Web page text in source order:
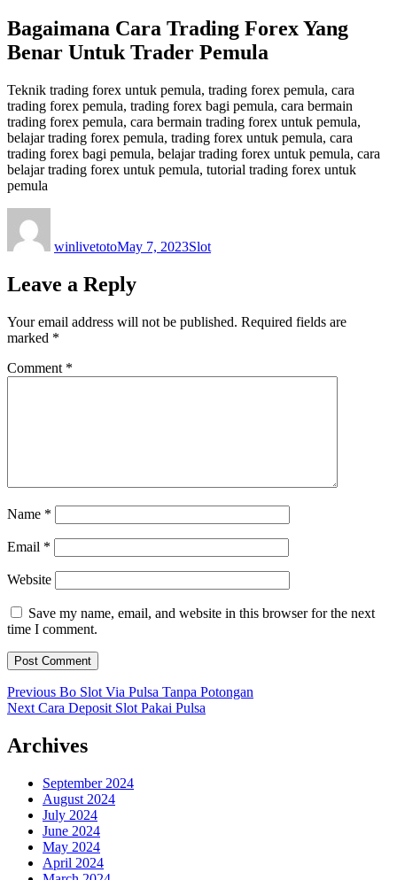
Bagaimana Cara Trading Forex Yang
Benar Untuk Trader Pemula
Teknik trading forex untuk pemula, trading forex pemula, cara
trading forex pemula, trading forex bagi pemula, cara bermain
trading forex pemula, cara bermain trading forex untuk pemula,
belajar trading forex pemula, trading forex untuk pemula, cara
trading forex bagi pemula, belajar trading forex untuk pemula, cara
belajar trading forex untuk pemula, tutorial trading forex untuk
pemula
winlivetotoMay 7, 2023Slot
Leave a Reply
Your email address will not be published. Required fields are
marked *
Comment *
Name *
Email *
Website
Save my name, email, and website in this browser for the next
time I comment.
Post
navigation
Previous Previous
post:
Bo Slot Via Pulsa Tanpa Potongan
Next Next
Cara Deposit Slot Pakai Pulsa
Archives
September 2024
August 2024
July 2024
June 2024
May 2024
April 2024